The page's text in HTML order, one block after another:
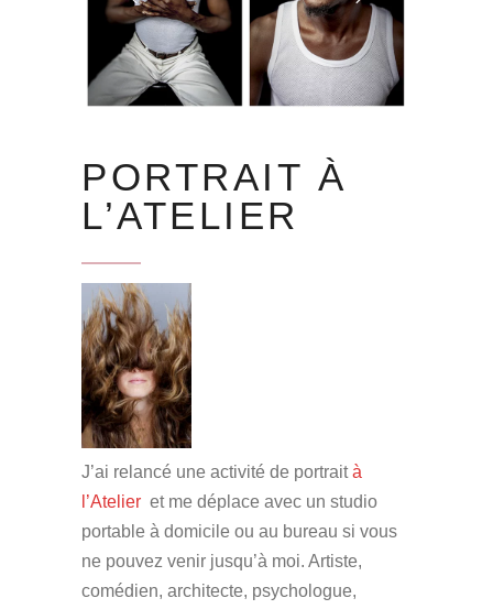
PORTRAIT À
L’ATELIER
J’ai relancé une activité de portraità
l’Atelier et me déplace avec un studio
portable à domicile ou au bureau si vous
ne pouvez venir jusqu’à moi. Artiste,
comédien, architecte, psychologue,